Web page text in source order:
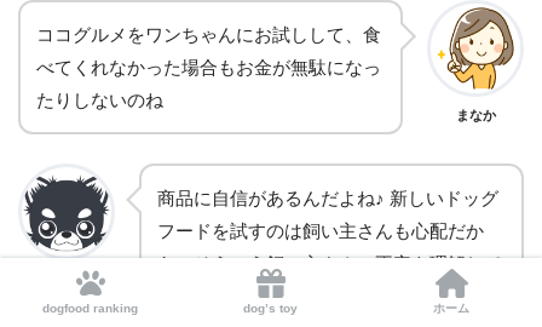
ココグルメをワンちゃんにお試しして、食
べてくれなかった場合もお金が無駄になっ
たりしないのね
まなか
チワワ先輩
商品に自信があるんだよね♪ 新しいドッグ
フードを試すのは飼い主さんも心配だか
ら、そういう飼い主さんの不安も理解して
くれているんだね
dogfood ranking dog’s toy ホーム